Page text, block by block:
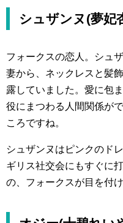
シュザンヌ(夢妃
フォークスの恋人。シュ
妻から、ネックレスと髪
露していました。愛に包
役にまつわる人間関係が
ころですね。
シュザンヌはピンクのド
ギリス社交会にもすぐに
の、フォークスが目を付